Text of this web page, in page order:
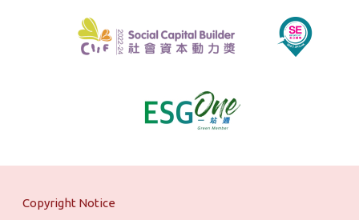
Copyright Notice